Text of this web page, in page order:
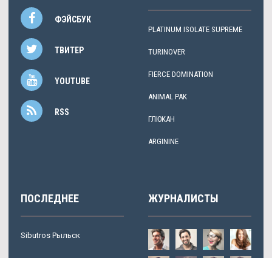
ФЭЙСБУК
ТВИТЕР
YOUTUBE
RSS
PLATINUM ISOLATE SUPREME
TURINOVER
FIERCE DOMINATION
ANIMAL PAK
ГЛЮКАН
ARGININE
ПОСЛЕДНЕЕ
Sibutros Рыльск
ЖУРНАЛИСТЫ